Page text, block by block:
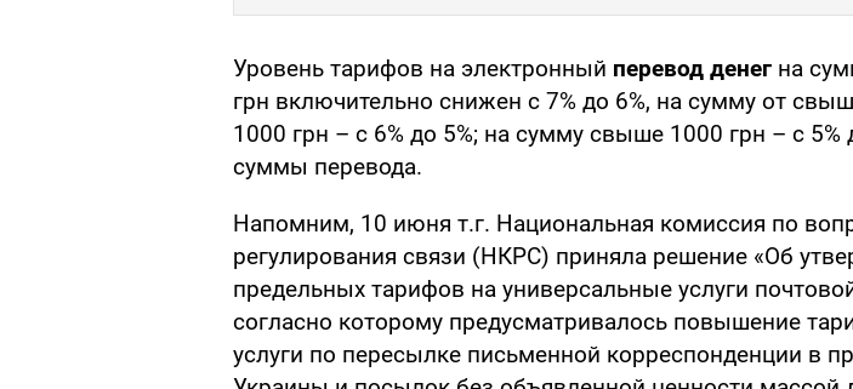
Уровень тарифов на электронный перевод денег на
грн включительно снижен с 7% до 6%, на сумму от
1000 грн – с 6% до 5%; на сумму свыше 1000 грн – с 5%
суммы перевода.
Напомним, 10 июня т.г. Национальная комиссия по
регулирования связи (НКРС) приняла решение «Об
предельных тарифов на универсальные услуги
согласно которому предусматривалось повышение
услуги по пересылке письменной корреспонденции в